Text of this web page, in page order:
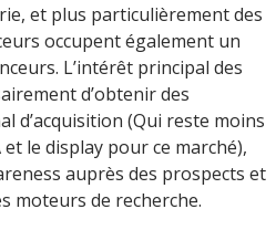
et plus particulièrement des
occupent également un
L’intérêt principal des
d’obtenir des
d’acquisition (Qui reste moins
et le display pour ce marché),
auprès des prospects et
moteurs de recherche.